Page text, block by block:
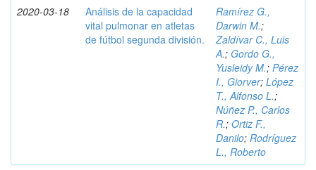
2020-03-18
Análisis de la capacidad
vital pulmonar en atletas
de fútbol segunda división.
Ramírez G.,
Darwin M.;
Zaldívar C., Luis
A.; Gordo G.,
Yusleidy M.; Pérez
I., Giorver; López
T., Alfonso L.;
Núñez P., Carlos
R.; Ortiz F.,
Danilo; Rodríguez
L., Roberto